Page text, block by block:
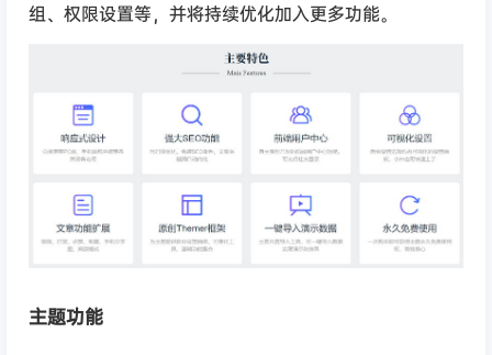
组、权限设置等，并将持续优化加入更多功能。
主题功能